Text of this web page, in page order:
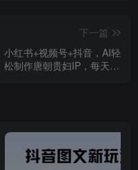
下一篇
小红书+视频号+抖音，AI轻
松制作唐朝贵妇IP，每天30